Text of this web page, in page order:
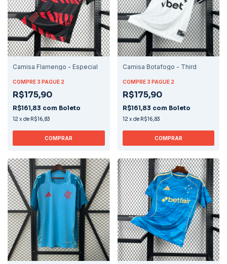
Camisa Flamengo - Especial
COMPRE 3 PAGUE 2
R$175,90
R$161,83 com Boleto
12 xde R$16,83
COMPRAR
Camisa Botafogo - Third
COMPRE 3 PAGUE 2
R$175,90
R$161,83 com Boleto
12 xde R$16,83
COMPRAR